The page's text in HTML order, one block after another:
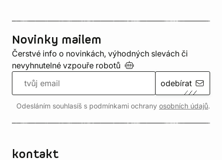
Novinky mailem
Čerstvé info o novinkách, výhodných slevách či
nevyhnutelné vzpouře robotů
odebírat
Odesláním souhlasíš s podmínkami ochrany osobních údajů.
kontakt